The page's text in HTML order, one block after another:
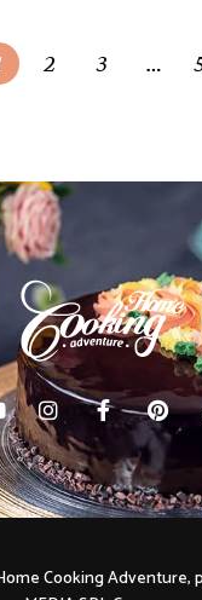
2 3 …
Cooking Adventure,